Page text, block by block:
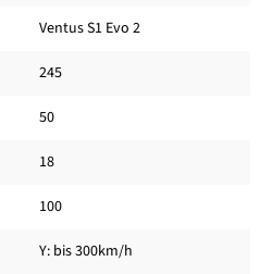
Ventus S1 Evo 2
245
50
18
100
Y: bis 300km/h